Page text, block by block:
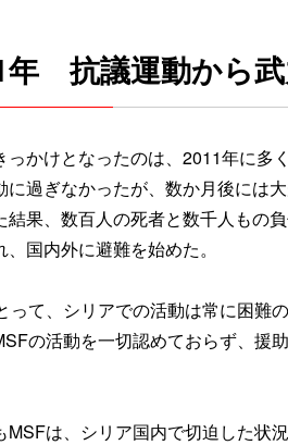
年 抗議運動から
っかけとなったのは、2011年に多
に過ぎなかったが、数か月後には
結果、数百人の死者と数千人もの
、国内外に避難を始めた。
って、シリアでの活動は常に困難
の活動を一切認めておらず、援
MSFは、シリア国内で切迫した状